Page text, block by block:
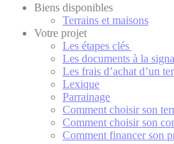
Biens disponibles
Terrains et maisons
Votre projet
Les étapes clés
Les documents à la
Les frais d’achat d’un
Lexique
Parrainage
Comment choisir son
Comment choisir son
Comment financer son